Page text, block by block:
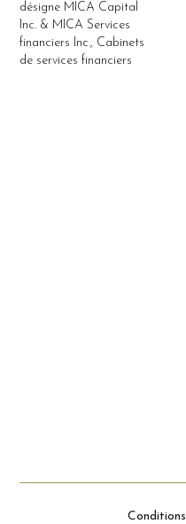
désigne MICA Capital
Inc. & MICA Services
financiers Inc., Cabinets
de services financiers